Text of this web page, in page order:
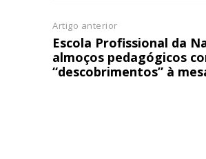
Artigo anterior
Escola Profissional da
almoços pedagógicos
“descobrimentos” à